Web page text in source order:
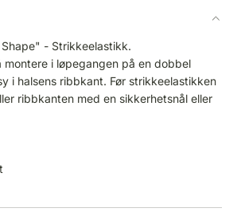
- Strikkeelastikk.
montere i løpegangen på en dobbel
i halsens ribbkant. Før strikkeelastikken
ribbkanten med en sikkerhetsnål eller